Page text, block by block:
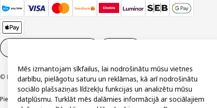
© Inter IKEA Systems B.V. 1999-2026
PiekļūstamībaVispārīgi noteikumi Privātuma un sīkdatņu politikaKontakti
Mēs izmantojam sīkfailus, lai nodrošinātu mūsu vietnes
darbību, pielāgotu saturu un reklāmas, kā arī nodrošinātu
sociālo plašsaziņas līdzekļu funkcijas un analizētu mūsu
datplūsmu. Turklāt mēs dalāmies informācijā ar sociālajiem